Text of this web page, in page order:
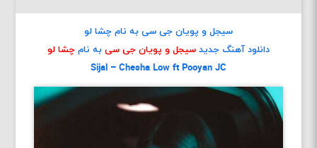
سیجل و پویان جی سی به نام چشا لو
دانلود آهنگ جدید سیجل و پویان جی سی به نام چشا لو
Sijal – Chesha Low ft Pooyan JC